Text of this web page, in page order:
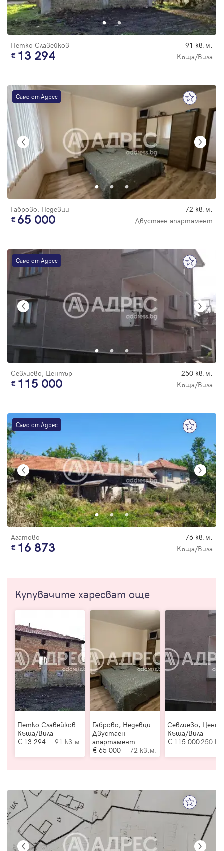
Петко Славейков 91 кв.м.
13 294 Къща/Вила
Само от Адрес
Габрово, Недевци 72 кв.м.
65 000 Двустаен апартамент
Само от Адрес
Севлиево, Център 250 кв.м.
115 000 Къща/Вила
Само от Адрес
Агатово 76 кв.м.
16 873 Къща/Вила
Купувачите харесват още
Петко Славейков
Къща/Вила
13 294
91 кв.м.
Габрово, Недевци
Двустаен
апартамент
65 000
72 кв.м.
Севлиево,
Къща/Вила
115 000250
Парола
Забравена парола